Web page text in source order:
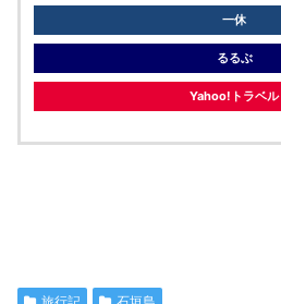
一休
るるぶ
Yahoo!トラベル